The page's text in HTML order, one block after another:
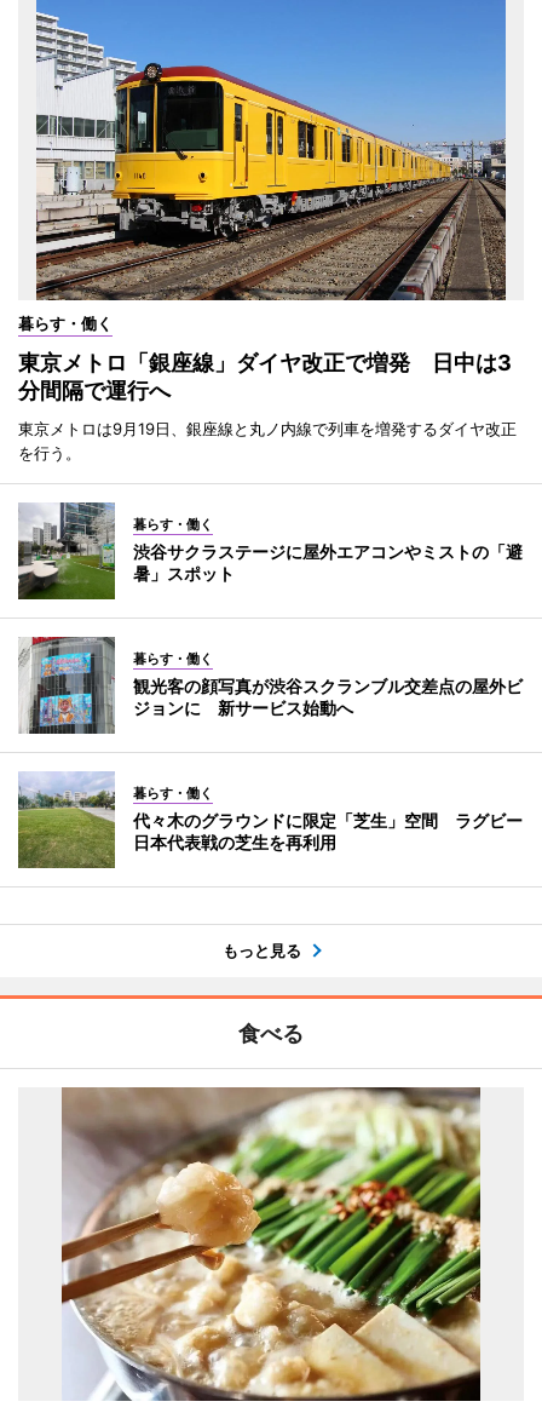
暮らす・働く
東京メトロ「銀座線」ダイヤ改正で増発 日中は3
分間隔で運行へ
東京メトロは9月19日、銀座線と丸ノ内線で列車を増発するダイヤ改正
を行う。
暮らす・働く
渋谷サクラステージに屋外エアコンやミストの「避
暑」スポット
暮らす・働く
観光客の顔写真が渋谷スクランブル交差点の屋外ビ
ジョンに 新サービス始動へ
暮らす・働く
代々木のグラウンドに限定「芝生」空間 ラグビー
日本代表戦の芝生を再利用
もっと見る
食べる